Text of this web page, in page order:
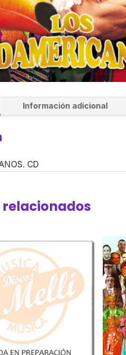
Información adicional
CD